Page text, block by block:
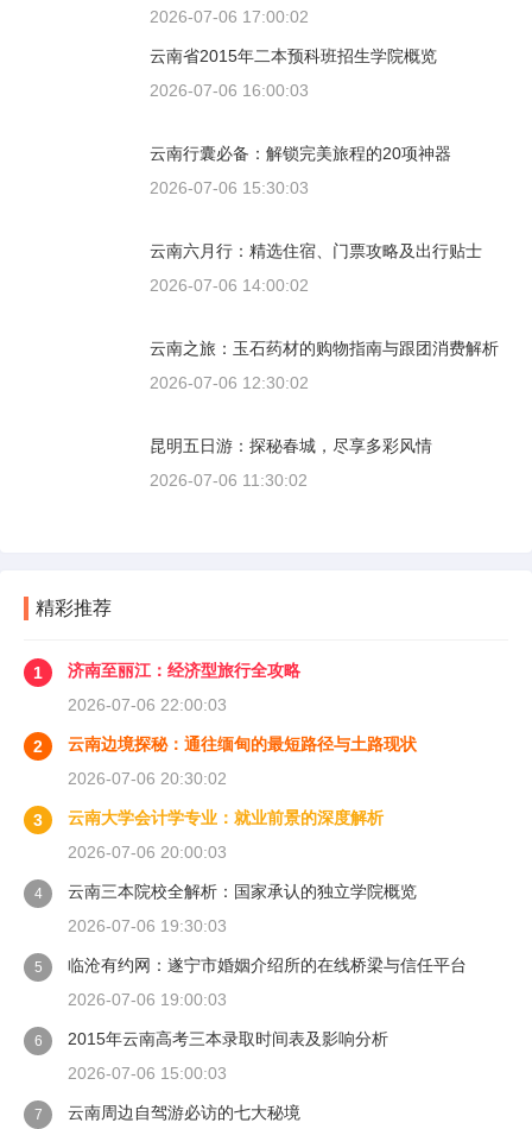
2026-07-06 17:00:02
云南省2015年二本预科班招生学院概览
2026-07-06 16:00:03
云南行囊必备：解锁完美旅程的20项神器
2026-07-06 15:30:03
云南六月行：精选住宿、门票攻略及出行贴士
2026-07-06 14:00:02
云南之旅：玉石药材的购物指南与跟团消费解析
2026-07-06 12:30:02
昆明五日游：探秘春城，尽享多彩风情
2026-07-06 11:30:02
精彩推荐
1
济南至丽江：经济型旅行全攻略
2026-07-06 22:00:03
2
云南边境探秘：通往缅甸的最短路径与土路现状
2026-07-06 20:30:02
3
云南大学会计学专业：就业前景的深度解析
2026-07-06 20:00:03
4
云南三本院校全解析：国家承认的独立学院概览
2026-07-06 19:30:03
5
临沧有约网：遂宁市婚姻介绍所的在线桥梁与信任平台
2026-07-06 19:00:03
6
2015年云南高考三本录取时间表及影响分析
2026-07-06 15:00:03
7 云南周边自驾游必访的七大秘境